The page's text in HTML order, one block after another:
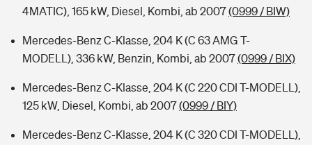
4MATIC), 165 kW, Diesel, Kombi, ab 2007(0999 / BIW)
Mercedes-Benz C-Klasse, 204 K (C 63 AMG T-
MODELL), 336 kW, Benzin, Kombi, ab 2007(0999 / BIX)
Mercedes-Benz C-Klasse, 204 K (C 220 CDI T-MODELL),
125 kW, Diesel, Kombi, ab 2007(0999 / BIY)
Mercedes-Benz C-Klasse, 204 K (C 320 CDI T-MODELL),